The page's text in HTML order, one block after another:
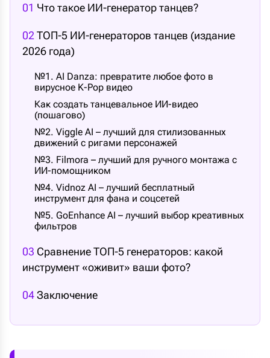
01 Что такое ИИ-генератор танцев?
02 ТОП-5 ИИ-генераторов танцев (издание
2026 года)
№1. AI Danza: превратите любое фото в
вирусное K-Pop видео
Как создать танцевальное ИИ-видео
(пошагово)
№2. Viggle AI – лучший для стилизованных
движений с ригами персонажей
№3. Filmora – лучший для ручного монтажа с
ИИ-помощником
№4. Vidnoz AI – лучший бесплатный
инструмент для фана и соцсетей
№5. GoEnhance AI – лучший выбор креативных
фильтров
03 Сравнение ТОП-5 генераторов: какой
инструмент «оживит» ваши фото?
04Заключение